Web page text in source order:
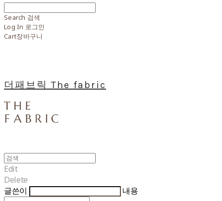
Search 검색
Log In 로그인
Cart장바구니
더패브릭 The fabric
Edit
Delete
글쓴이
내용